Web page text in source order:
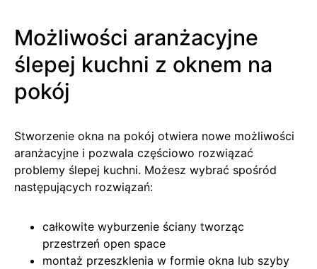
Możliwości aranżacyjne
ślepej kuchni z oknem na
pokój
Stworzenie okna na pokój otwiera nowe możliwości
aranżacyjne i pozwala częściowo rozwiązać
problemy ślepej kuchni. Możesz wybrać spośród
następujących rozwiązań:
całkowite wyburzenie ściany tworząc
przestrzeń open space
montaż przeszklenia w formie okna lub szyby